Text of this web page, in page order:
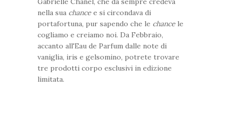
nella sua chance e si circondava di
portafortuna, pur sapendo che le chance le
cogliamo e creiamo noi. Da Febbraio,
accanto all'Eau de Parfum dalle note di
vaniglia, iris e gelsomino, potrete trovare
tre prodotti corpo esclusivi in edizione
limitata.